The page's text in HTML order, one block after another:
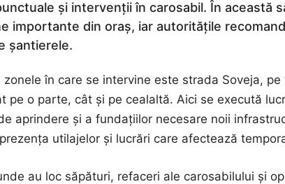
și intervenții în carosabil. În această
importante din oraș, iar autoritățile
șantierele.
în care se intervine este strada Soveja,
pe o parte, cât și pe cealaltă. Aici se execută
aprindere și a fundațiilor necesare noii
utilajelor și lucrări care afectează
au loc săpături, refaceri ale carosabilului și